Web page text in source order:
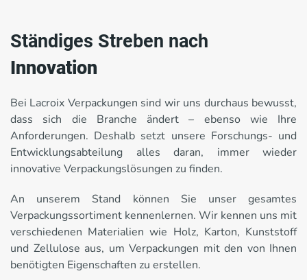
Ständiges Streben nach
Innovation
Bei Lacroix Verpackungen sind wir uns durchaus bewusst,
dass sich die Branche ändert – ebenso wie Ihre
Anforderungen. Deshalb setzt unsere Forschungs- und
Entwicklungsabteilung alles daran, immer wieder
innovative Verpackungslösungen zu finden.
An unserem Stand können Sie unser gesamtes
Verpackungssortiment kennenlernen. Wir kennen uns mit
verschiedenen Materialien wie Holz, Karton, Kunststoff
und Zellulose aus, um Verpackungen mit den von Ihnen
benötigten Eigenschaften zu erstellen.